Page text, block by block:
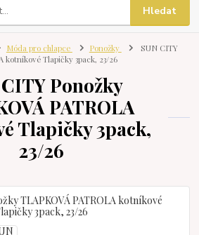
Hledat
Móda pro chlapce Ponožky
SUN CITY
kotníkové Tlapičky 3pack, 23/26
CITY Ponožky
PATROLA
Tlapičky 3pack,
23/26